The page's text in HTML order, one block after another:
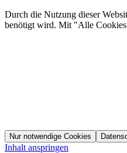
Durch die Nutzung dieser
benötigt wird. Mit "Alle Cookies
Nur notwendige Cookies
Inhalt anspringen